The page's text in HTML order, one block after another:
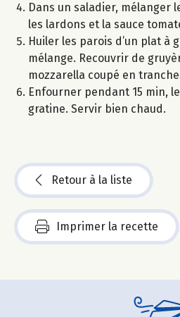
Dans un saladier, mélanger
les lardons et la sauce
Huiler les parois d’un plat à
mélange. Recouvrir de
mozzarella coupé en
Enfourner pendant 15 min,
gratine. Servir bien chaud.
Retour à la liste
Imprimer la recette